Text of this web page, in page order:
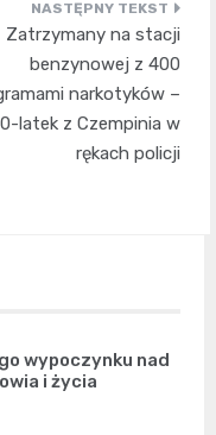
Zatrzymany na stacji
benzynowej z 400
narkotyków –
latek z Czempinia w
rękach policji
wypoczynku nad
i życia